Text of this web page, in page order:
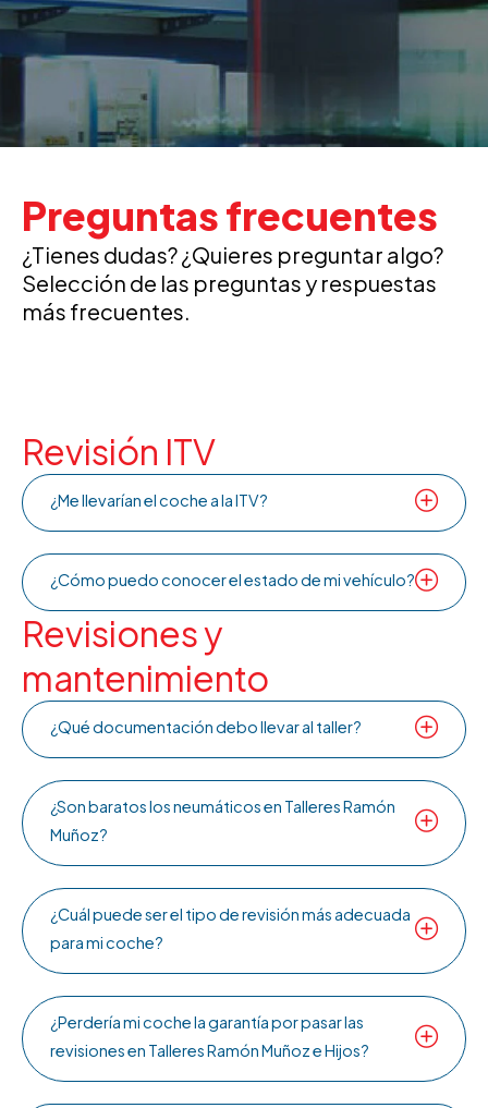
Preguntas frecuentes
¿Tienes dudas? ¿Quieres preguntar algo?
Selección de las preguntas y respuestas
más frecuentes.
Revisión ITV
¿Me llevarían el coche a la ITV?
¿Cómo puedo conocer el estado de mi vehículo?
Revisiones y
mantenimiento
¿Qué documentación debo llevar al taller?
¿Son baratos los neumáticos en Talleres Ramón
Muñoz?
¿Cuál puede ser el tipo de revisión más adecuada
para mi coche?
¿Perdería mi coche la garantía por pasar las
revisiones en Talleres Ramón Muñoz e Hijos?